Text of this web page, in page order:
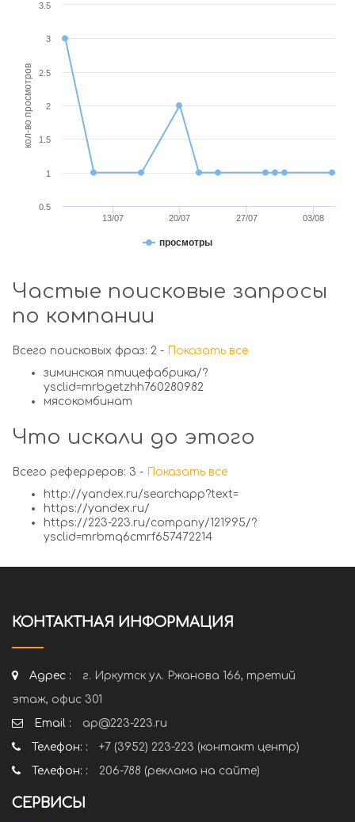
кол-во просмотров
просмотры
13/07 20/07 27/07 03/08
0.5
1
1.5
2
2.5
3
3.5
Частые поисковые запросы
по компании
Всего поисковых фраз: 2 - Показать все
зиминская птицефабрика/?
ysclid=mrbgetzhh760280982
мясокомбинат
Что искали до этого
Всего реферреров: 3 - Показать все
http://yandex.ru/searchapp?text=
https://yandex.ru/
https://223-223.ru/company/121995/?
ysclid=mrbmq6cmrf657472214
КОНТАКТНАЯ ИНФОРМАЦИЯ
Адрес :
г. Иркутск ул. Ржанова 166, третий
этаж, офис 301
Email :
ap@223-223.ru
Телефон: :
+7 (3952) 223-223 (контакт центр)
Телефон: :
206-788 (реклама на сайте)
СЕРВИСЫ